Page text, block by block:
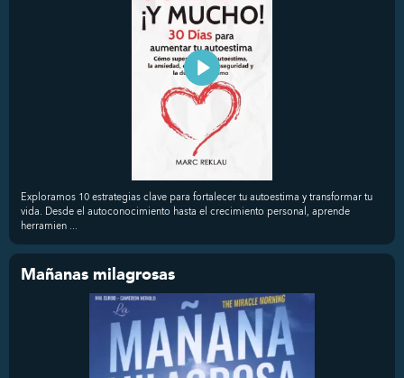
Exploramos 10 estrategias clave para fortalecer tu autoestima y transformar tu
vida. Desde el autoconocimiento hasta el crecimiento personal, aprende
herramien ...
Mañanas milagrosas